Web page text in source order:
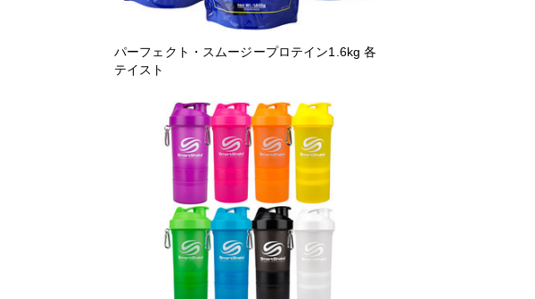
パーフェクト・スムージープロテイン1.6kg 各
テイスト